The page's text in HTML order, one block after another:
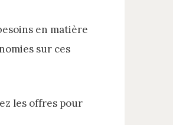
en matière
sur ces
les offres pour